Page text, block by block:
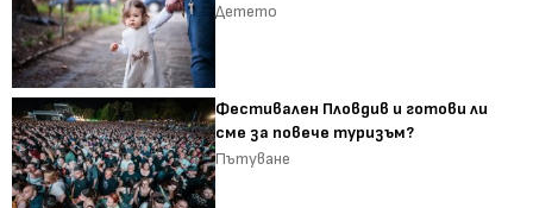
Детето
Фестивален Пловдив и готови ли
сме за повече туризъм?
Пътуване